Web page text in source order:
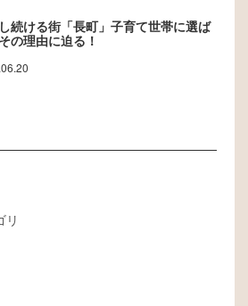
続ける街「長町」子育て世帯に選ば
の理由に迫る！
リ